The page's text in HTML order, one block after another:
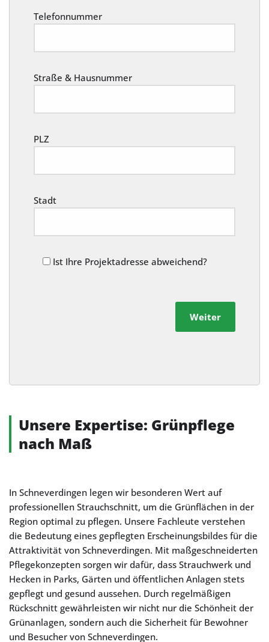
Telefonnummer
Straße & Hausnummer
PLZ
Stadt
Ist Ihre Projektadresse abweichend?
Weiter
Alternative:
Unsere Expertise: Grünpflege
nach Maß
In Schneverdingen legen wir besonderen Wert auf
professionellen Strauchschnitt, um die Grünflächen in der
Region optimal zu pflegen. Unsere Fachleute verstehen
die Bedeutung eines gepflegten Erscheinungsbildes für die
Attraktivität von Schneverdingen. Mit maßgeschneiderten
Pflegekonzepten sorgen wir dafür, dass Strauchwerk und
Hecken in Parks, Gärten und öffentlichen Anlagen stets
gepflegt und gesund aussehen. Durch regelmäßigen
Rückschnitt gewährleisten wir nicht nur die Schönheit der
Grünanlagen, sondern auch die Sicherheit für Bewohner
und Besucher von Schneverdingen.